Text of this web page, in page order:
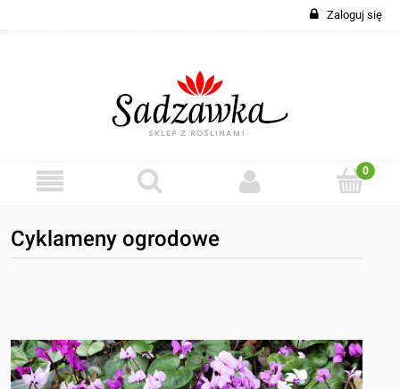
Zaloguj się
Cyklameny ogrodowe